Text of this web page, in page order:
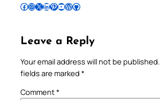
Follow Pradeep on Facebook Follow Pradeep on InstagramFollow Pradeep on X Follow Pradeep on LinkedIn Follow Pradeep on Pinterest Subscribe to Pradeep’s Youtube Channel Follow Pradeep on WordPress Follow Pradeep on GitHub
Leave a Reply
Your email address will not be published.
fields are marked *
Comment*